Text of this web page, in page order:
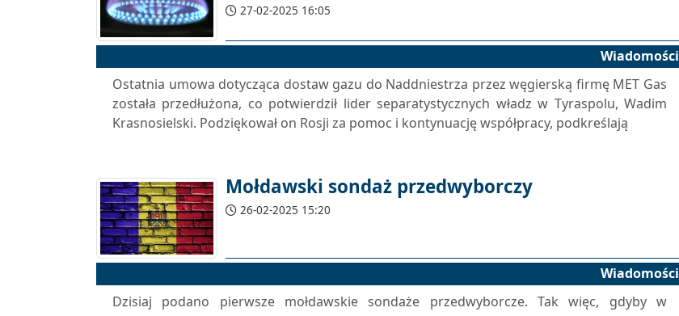
27-02-2025 16:05
Wiadomości
Ostatnia umowa dotycząca dostaw gazu do Naddniestrza przez węgierską firmę MET Gas
została przedłużona, co potwierdził lider separatystycznych władz w Tyraspolu, Wadim
Krasnosielski. Podziękował on Rosji za pomoc i kontynuację współpracy, podkreślają
Mołdawski sondaż przedwyborczy
26-02-2025 15:20
Wiadomości
Dzisiaj podano pierwsze mołdawskie sondaże przedwyborcze. Tak więc, gdyby w